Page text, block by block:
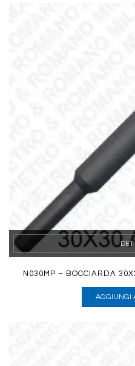
N030MP – BOCCIARDA
AGGIUNGI